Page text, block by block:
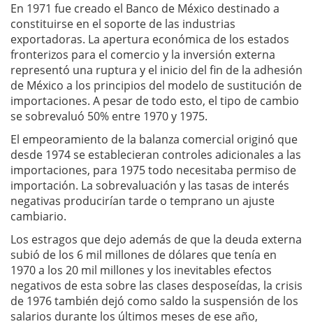
En 1971 fue creado el Banco de México destinado a
constituirse en el soporte de las industrias
exportadoras. La apertura económica de los estados
fronterizos para el comercio y la inversión externa
representó una ruptura y el inicio del fin de la adhesión
de México a los principios del modelo de sustitución de
importaciones. A pesar de todo esto, el tipo de cambio
se sobrevaluó 50% entre 1970 y 1975.
El empeoramiento de la balanza comercial originó que
desde 1974 se establecieran controles adicionales a las
importaciones, para 1975 todo necesitaba permiso de
importación. La sobrevaluación y las tasas de interés
negativas producirían tarde o temprano un ajuste
cambiario.
Los estragos que dejo además de que la deuda externa
subió de los 6 mil millones de dólares que tenía en
1970 a los 20 mil millones y los inevitables efectos
negativos de esta sobre las clases desposeídas, la crisis
de 1976 también dejó como saldo la suspensión de los
salarios durante los últimos meses de ese año,